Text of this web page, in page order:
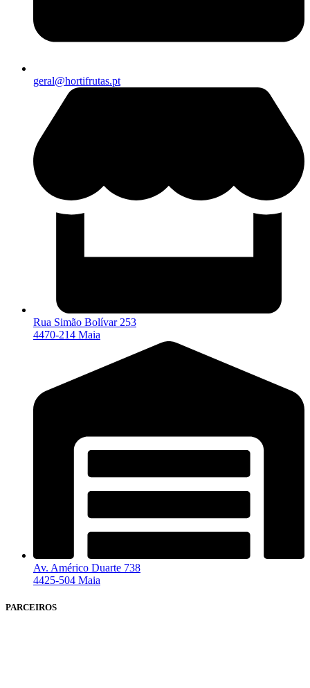
geral@hortifrutas.pt
Rua Simão Bolívar 253
4470-214 Maia
Av. Américo Duarte 738
4425-504 Maia
PARCEIROS